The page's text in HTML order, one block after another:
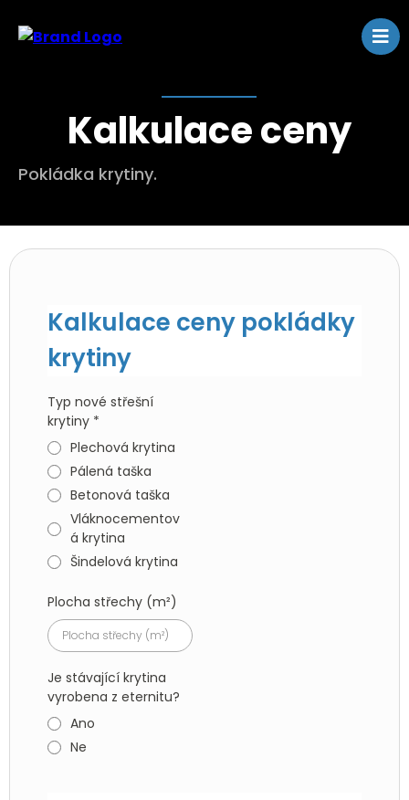
Kalkulace ceny
Pokládka krytiny.
Kalkulace ceny pokládky
krytiny
Typ nové střešní
krytiny *
Plechová krytina
Pálená taška
Betonová taška
Vláknocementov
á krytina
Šindelová krytina
Plocha střechy (m²)
Je stávající krytina
vyrobena z eternitu?
Ano
Ne